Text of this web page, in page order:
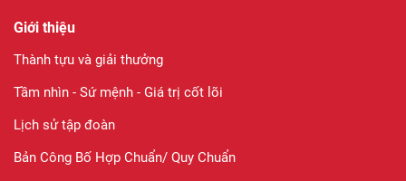
Giới thiệu
Thành tựu và giải thưởng
Tầm nhìn - Sứ mệnh - Giá trị cốt lõi
Lịch sử tập đoàn
Bản Công Bố Hợp Chuẩn/ Quy Chuẩn